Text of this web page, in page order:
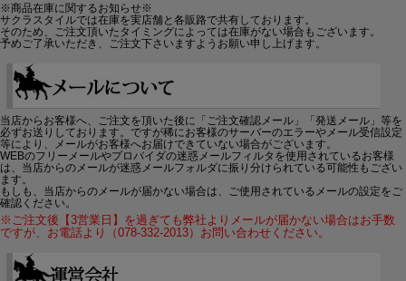
※商品在庫に関するお知らせ※
サクラスタイルでは在庫を実店舗と各販路で共有しております。
そのため、ご注文頂いたタイミングによっては在庫がない場合もございます。
予めご了承いただき、ご注文下さいますようお願い申し上げます。
当店からお客様へ、ご注文を頂いた後に「ご注文確認メール」「発送メール」等を
必ずお送りしております。ですが稀にお客様のサーバーのエラーやメール受信設定
等により、メールがお客様へお届けできていない場合がございます。
WEBのフリーメールやプロバイダの迷惑メールフィルタを使用されているお客様
は、当店からのメールが迷惑メールフォルダに振り分けられている可能性もござい
ます。
もしも、当店からのメールが届かない場合は、ご使用されているメールの設定をご
確認ください。
※ご注文後【3営業日】を過ぎても弊社よりメールが届かない場合はお手数
ですが、お電話より（078-332-2013）お問い合わせください。